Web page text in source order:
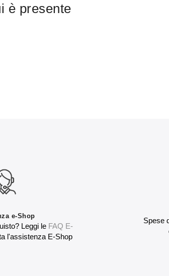
è presente
e-Shop
Leggi le FAQ E-
l'assistenza E-Shop
Spese